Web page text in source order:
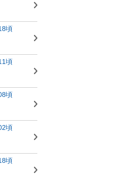
頃
頃
頃
頃
頃